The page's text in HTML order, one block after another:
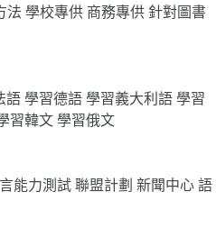
法 學校專供 商務專供 針對圖書
語學習德語學習義大利語學習
習韓文學習俄文
能力測試聯盟計劃 新聞中心語